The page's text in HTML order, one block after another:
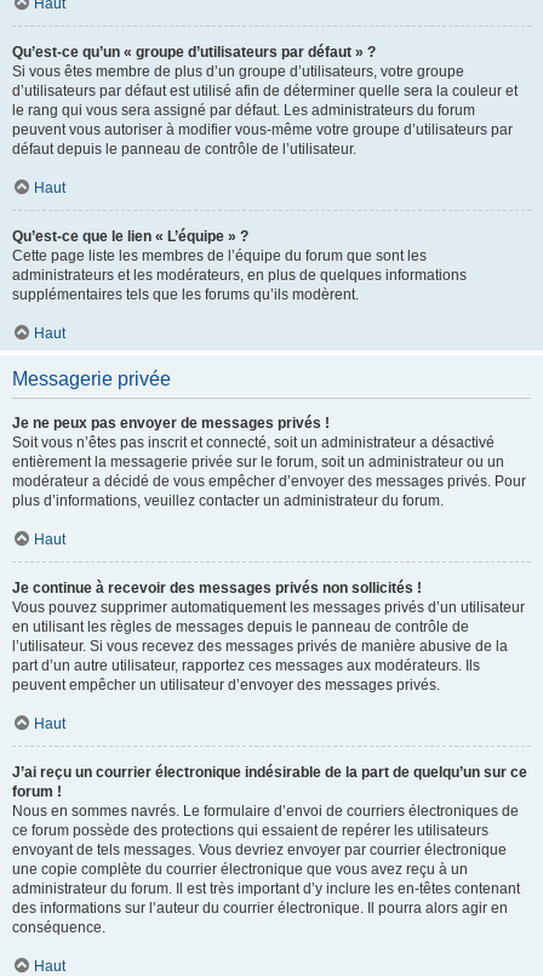
Haut
Qu’est-ce qu’un « groupe d’utilisateurs par défaut » ?
Si vous êtes membre de plus d’un groupe d’utilisateurs, votre groupe
d’utilisateurs par défaut est utilisé afin de déterminer quelle sera la couleur et
le rang qui vous sera assigné par défaut. Les administrateurs du forum
peuvent vous autoriser à modifier vous-même votre groupe d’utilisateurs par
défaut depuis le panneau de contrôle de l’utilisateur.
Haut
Qu’est-ce que le lien « L’équipe » ?
Cette page liste les membres de l’équipe du forum que sont les
administrateurs et les modérateurs, en plus de quelques informations
supplémentaires tels que les forums qu’ils modèrent.
Haut
Messagerie privée
Je ne peux pas envoyer de messages privés !
Soit vous n’êtes pas inscrit et connecté, soit un administrateur a désactivé
entièrement la messagerie privée sur le forum, soit un administrateur ou un
modérateur a décidé de vous empêcher d’envoyer des messages privés. Pour
plus d’informations, veuillez contacter un administrateur du forum.
Haut
Je continue à recevoir des messages privés non sollicités !
Vous pouvez supprimer automatiquement les messages privés d’un utilisateur
en utilisant les règles de messages depuis le panneau de contrôle de
l’utilisateur. Si vous recevez des messages privés de manière abusive de la
part d’un autre utilisateur, rapportez ces messages aux modérateurs. Ils
peuvent empêcher un utilisateur d’envoyer des messages privés.
Haut
J’ai reçu un courrier électronique indésirable de la part de quelqu’un sur ce
forum !
Nous en sommes navrés. Le formulaire d’envoi de courriers électroniques de
ce forum possède des protections qui essaient de repérer les utilisateurs
envoyant de tels messages. Vous devriez envoyer par courrier électronique
une copie complète du courrier électronique que vous avez reçu à un
administrateur du forum. Il est très important d’y inclure les en-têtes contenant
des informations sur l’auteur du courrier électronique. Il pourra alors agir en
conséquence.
Haut